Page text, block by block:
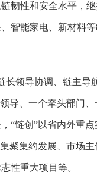
韧性和安全水平，
智能家电、新材料
长领导协调、链主
导、一个牵头部门
“链创”以省内外重
聚集约发展、市场
性重大项目等。